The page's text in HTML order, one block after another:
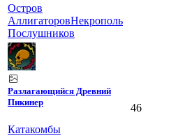
Остров
АллигаторовНекрополь
Послушников
Разлагающийся Древний
Пикинер
Катакомбы
46